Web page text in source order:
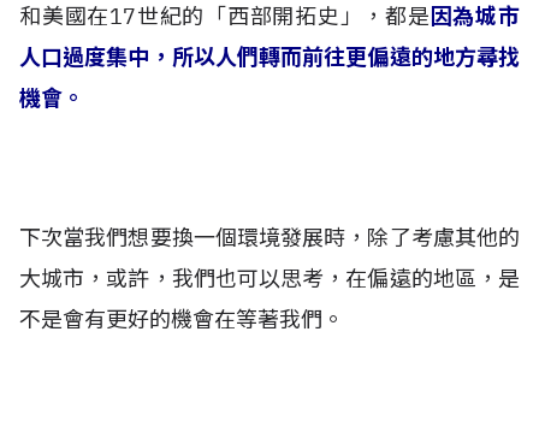
和美國在17世紀的「西部開拓史」，都是 因為城市
人口過度集中，所以人們轉而前往更偏遠的地方尋找
機會。
下次當我們想要換一個環境發展時，除了考慮其他的
大城市，或許，我們也可以思考，在偏遠的地區，是
不是會有更好的機會在等著我們。